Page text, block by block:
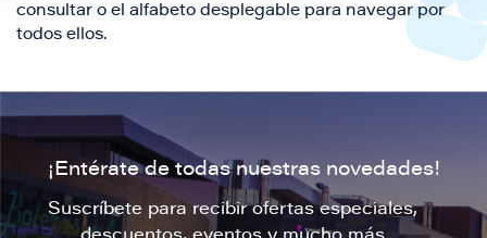
consultar o el alfabeto desplegable para navegar por
todos ellos.
¡Entérate de todas nuestras novedades!
Suscríbete para recibir ofertas especiales,